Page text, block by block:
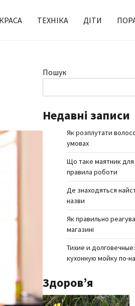
ТЕХНІКА ДІТИ
Пошук
Недавні записи
Як розплутати
умовах
Що таке маятник для
правила роботи
Де знаходяться
назви
Як правильно
магазині
Тихие и
кухонную мойку по-
Здоров’я